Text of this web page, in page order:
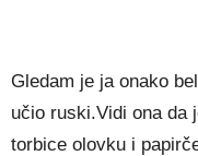
Gledam je ja onako
učio ruski.Vidi ona da
torbice olovku i